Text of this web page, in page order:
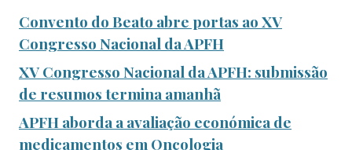
Convento do Beato abre portas ao XV
Congresso Nacional da APFH
XV Congresso Nacional da APFH: submissão
de resumos termina amanhã
APFH aborda a avaliação económica de
medicamentos em Oncologia